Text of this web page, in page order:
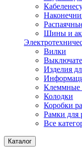
Шины и
Вилки
Изделия
Клеммные
Колодки
Коробки
Рамки для
Все
Каталог